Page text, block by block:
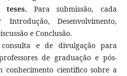
teses. Para submissão, cada
Desenvolvimento,
e Conclusão.
e de divulgação para
de graduação e pós-
conhecimento científico sobre a